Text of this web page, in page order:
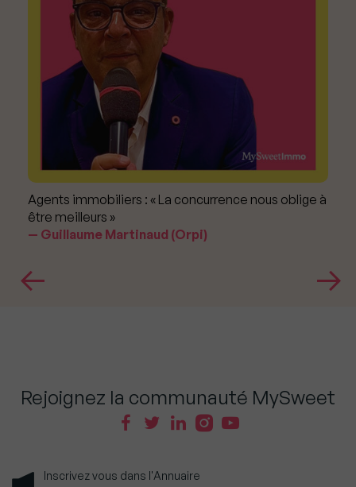
Agents immobiliers : « La concurrence nous oblige à
être meilleurs »
Guillaume Martinaud (Orpi)
Rejoignez la communauté MySweet
Inscrivez vous dans l'Annuaire